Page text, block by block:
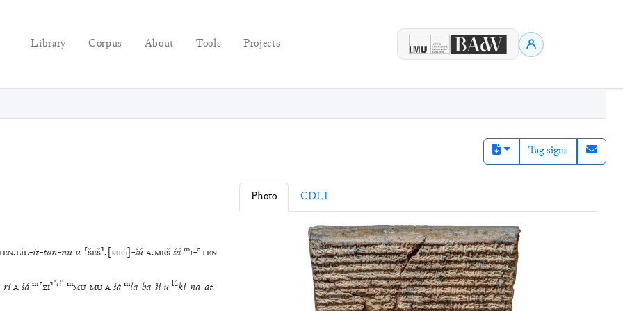
Library Corpus About Tools Projects
Tag signs
EN.LÍL-it-tan-nu u ⸢ŠEŠ⸣. MEŠ -šúA.MEŠšá mI-d+EN
-riAšá m⸢ZI⸣⸢tì⸣ mMU-MUAšá mla-ba-ši u lúki-na-at-
Photo CDLI